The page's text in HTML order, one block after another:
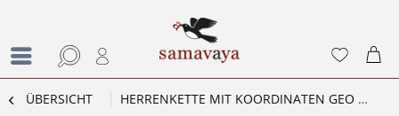
ÜBERSICHT HERRENKETTE MIT KOORDINATEN GEO MEN STAR LEDERKETTE FÜR MÄNNER